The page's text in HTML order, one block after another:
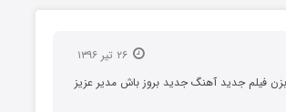
۲۶ تیر ۱۳۹۶
فیلم جدید آهنگ جدید بروز باش مدیر عزیز